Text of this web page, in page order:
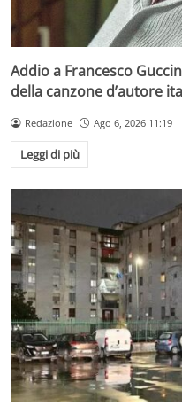
Addio a Francesco
della canzone d’autore
Redazione Ago 6, 2026 11:19
Leggi di più